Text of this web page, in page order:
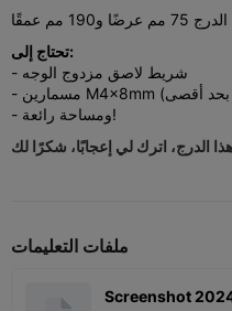
تحتاج إلى:
- شريط لاصق مزدوج الوجه
- ومساحة رائعة!
الدرج، اترك لي إعجابًا، شكرًا لك
ملفات التعليمات
Screenshot